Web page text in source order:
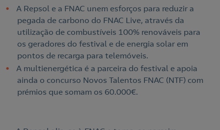
A Repsol e a FNAC unem esforços para reduzir a
pegada de carbono do FNAC Live, através da
utilização de combustíveis 100% renováveis para
os geradores do festival e de energia solar em
pontos de recarga para telemóveis.
A multienergética é a parceira do festival e apoia
ainda o concurso Novos Talentos FNAC (NTF) com
prémios que somam os 60.000€.